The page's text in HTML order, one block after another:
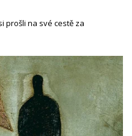
prošli na své cestě za